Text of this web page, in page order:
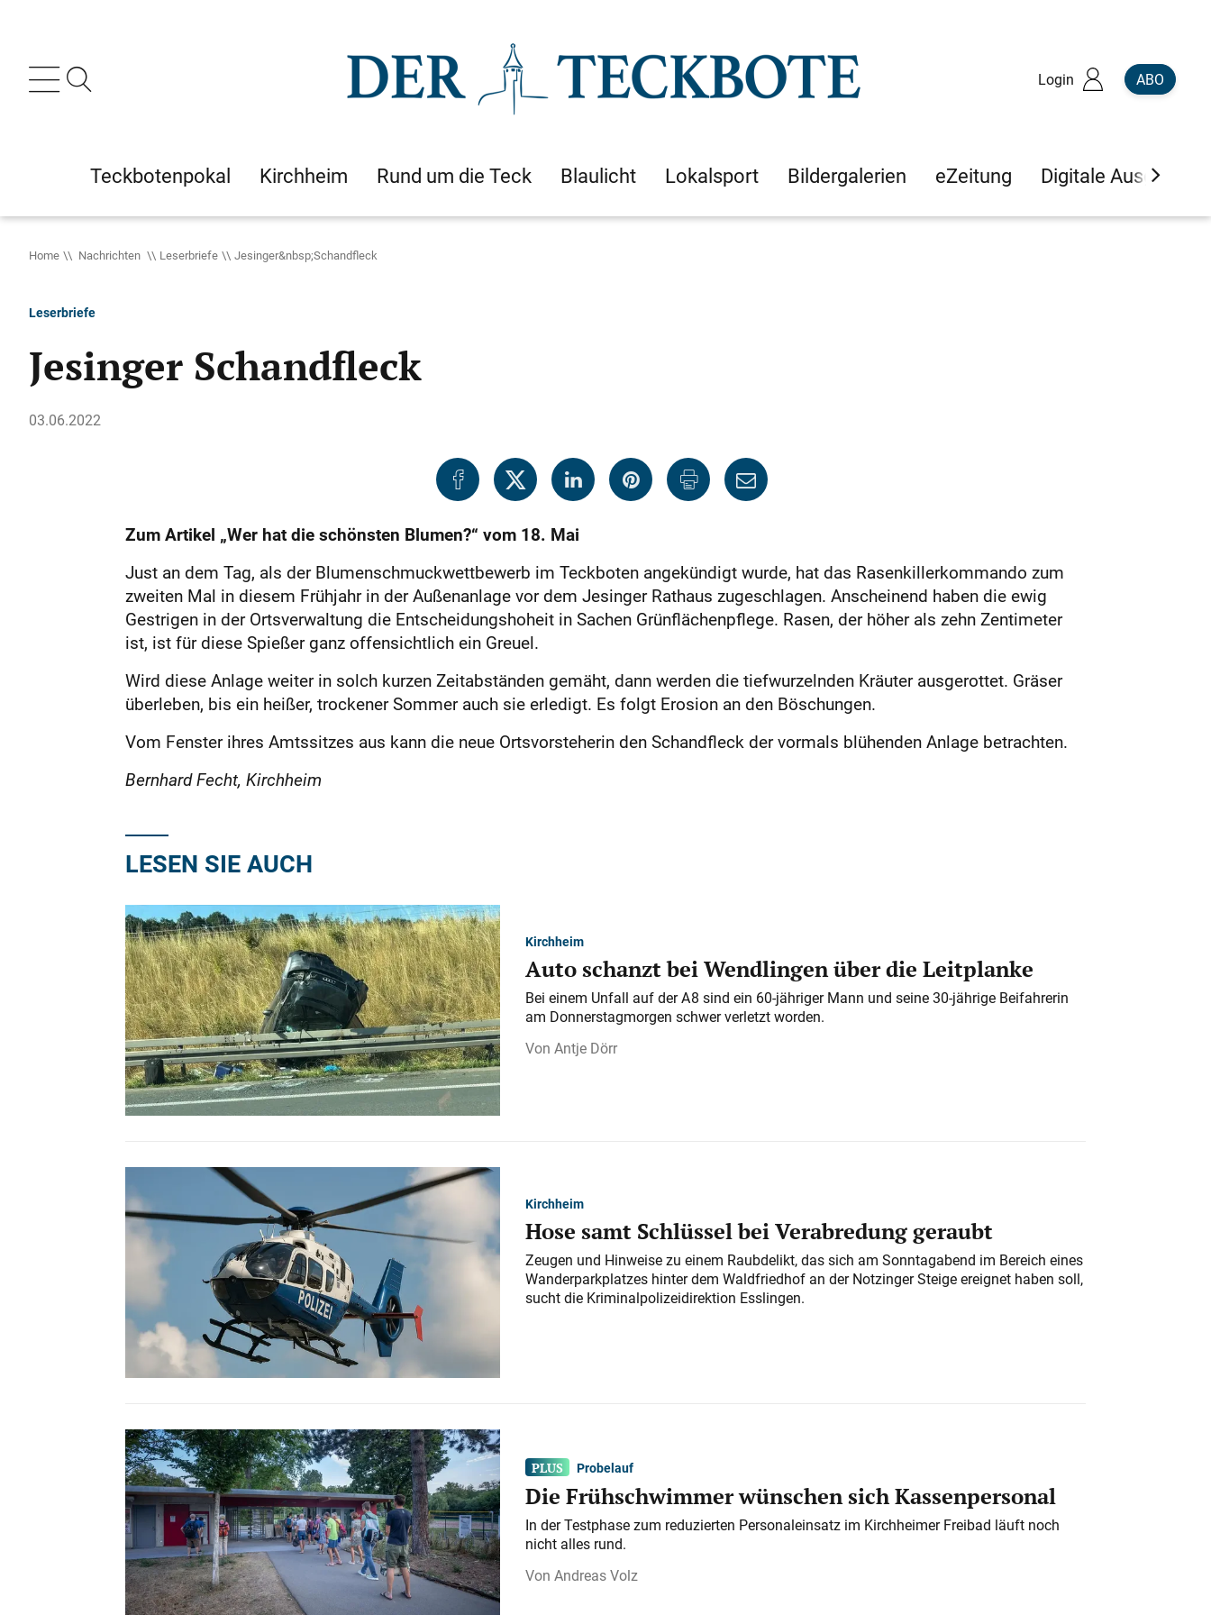
Login ABO
Teckbotenpokal Kirchheim Rund um die Teck Blaulicht Lokalsport Bildergalerien eZeitung Digitale Ausgaben
Home Nachrichten Leserbriefe Jesinger&nbsp;Schandfleck
Leserbriefe
Jesinger Schandfleck
03.06.2022
Zum Artikel „Wer hat die schönsten Blumen?“ vom 18. Mai
Just an dem Tag, als der Blumenschmuckwettbewerb im Teckboten angekündigt wurde, hat das Rasenkillerkommando zum
zweiten Mal in diesem Frühjahr in der Außenanlage vor dem Jesinger Rathaus zugeschlagen. Anscheinend haben die ewig
Gestrigen in der Ortsverwaltung die Entscheidungshoheit in Sachen Grünflächenpflege. Rasen, der höher als zehn Zentimeter
ist, ist für diese Spießer ganz offensichtlich ein Greuel.
Wird diese Anlage weiter in solch kurzen Zeitabständen gemäht, dann werden die tiefwurzelnden Kräuter ausgerottet. Gräser
überleben, bis ein heißer, trockener Sommer auch sie erledigt. Es folgt Erosion an den Böschungen.
Vom Fenster ihres Amtssitzes aus kann die neue Ortsvorsteherin den Schandfleck der vormals blühenden Anlage betrachten.
Bernhard Fecht, Kirchheim
LESEN SIE AUCH
Kirchheim
Auto schanzt bei Wendlingen über die Leitplanke
Bei einem Unfall auf der A 8 sind ein 60-jähriger Mann und seine 30-jährige Beifahrerin
am Donnerstagmorgen schwer verletzt worden.
Antje Dörr
Kirchheim
Hose samt Schlüssel bei Verabredung geraubt
Zeugen und Hinweise zu einem Raubdelikt, das sich am Sonntagabend im Bereich eines
Wanderparkplatzes hinter dem Waldfriedhof an der Notzinger Steige ereignet haben soll,
sucht die Kriminalpolizeidirektion Esslingen.
Probelauf
Die Frühschwimmer wünschen sich Kassenpersonal
In der Testphase zum reduzierten Personaleinsatz im Kirchheimer Freibad läuft noch
nicht alles rund.
Andreas Volz